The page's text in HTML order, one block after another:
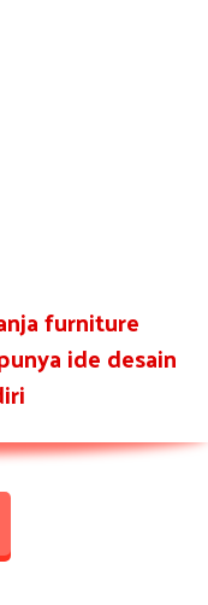
furniture
ide desain